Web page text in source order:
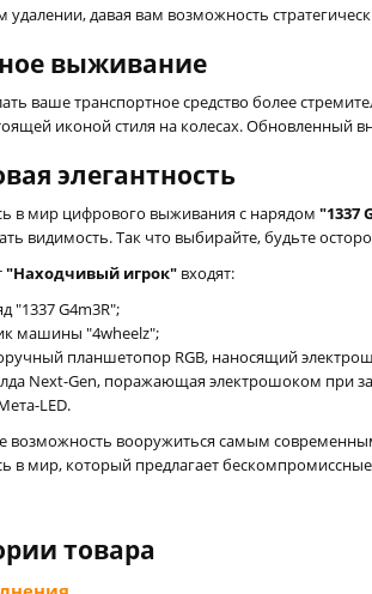
удалении, давая вам возможность
выживание
ваше транспортное средство более
иконой стиля на колесах.
элегантность
в мир цифрового выживания с нарядом "1337
видимость. Так что выбирайте, будьте
"Находчивый игрок" входят:
"1337 G4m3R";
машины "4wheelz";
планшетопор RGB, наносящий
Next-Gen, поражающая электрошоком при
LED.
возможность вооружиться самым
в мир, который предлагает
товара